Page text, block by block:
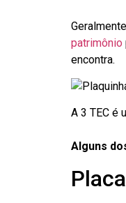
patrimônio
encontra.
A 3 TEC é
Alguns